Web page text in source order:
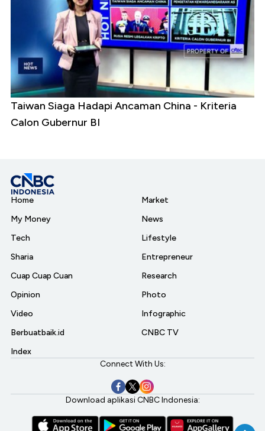
Taiwan Siaga Hadapi Ancaman China - Kriteria
Calon Gubernur BI
Home
My Money
Tech
Sharia
Cuap Cuap Cuan
Opinion
Video
Berbuatbaik.id
Index
Market
News
Lifestyle
Entrepreneur
Research
Photo
Infographic
CNBC TV
Connect With Us:
Download aplikasi CNBC Indonesia: